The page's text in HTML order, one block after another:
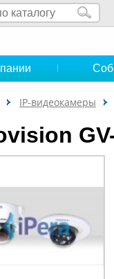
IP-видеокамеры